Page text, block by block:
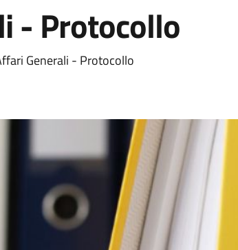
- Protocollo
Generali - Protocollo